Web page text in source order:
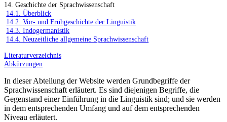
14. Geschichte der Sprachwissenschaft
14.1. Überblick
14.2. Vor- und Frühgeschichte der Linguistik
14.3. Indogermanistik
14.4. Neuzeitliche allgemeine Sprachwissenschaft
Literaturverzeichnis
Abkürzungen
In dieser Abteilung der Website werden Grundbegriffe der
Sprachwissenschaft erläutert. Es sind diejenigen Begriffe, die
Gegenstand einer Einführung in die Linguistik sind; und sie werden
in dem entsprechenden Umfang und auf dem entsprechenden
Niveau erläutert.